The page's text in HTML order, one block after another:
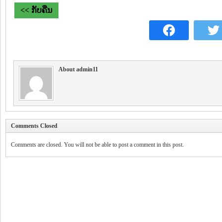
<< ກັບຄືນ
About admin11
Comments Closed
Comments are closed. You will not be able to post a comment in this post.